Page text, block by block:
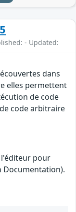
- Updated:
dans
elles permettent
de code
code arbitraire
pour
Documentation).